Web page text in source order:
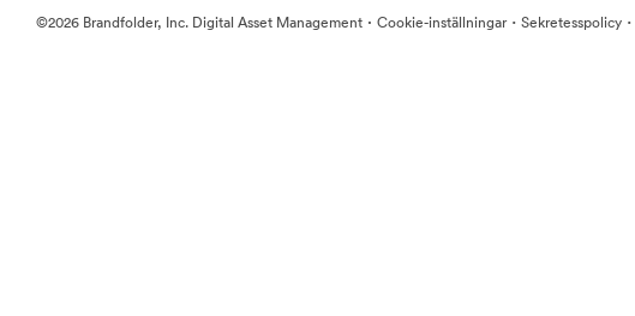
©2026 Brandfolder, Inc. Digital Asset Management · Cookie-inställningar· Sekretesspolicy ·